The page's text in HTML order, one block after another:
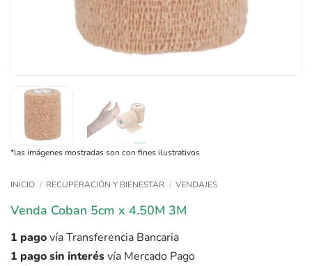
*las imágenes mostradas son con fines ilustrativos
INICIO / RECUPERACIÓN Y BIENESTAR / VENDAJES
Venda Coban 5cm x 4.50M 3M
1 pagovía Transferencia Bancaria
1 pago sin interésvía Mercado Pago